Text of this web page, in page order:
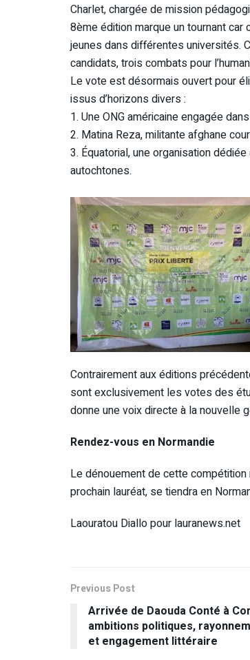
Charlet, chargée de mission
8ème édition marque un tournant
jeunes dans différentes universités.
candidats, trois combats pour
Le vote est désormais ouvert pour
issus d’horizons divers :
1. Une ONG américaine engagée
2. Matina Reza, militante afghane
3. Équatorial, une organisation
autochtones.
Contrairement aux éditions
sont exclusivement les votes des
donne une voix directe à la nouvelle
Rendez-vous en Normandie
Le dénouement de cette
prochain lauréat, se tiendra en
Laouratou Diallo pour lauranews.net
Previous Post
Arrivée de Daouda Conté à
ambitions politiques,
et engagement littéraire